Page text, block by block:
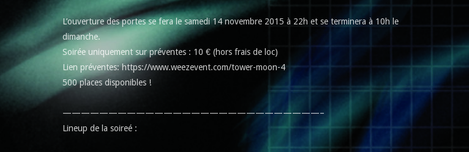
L’ouverture des portes se fera le samedi 14 novembre 2015 à 22h et se terminera à 10h le
dimanche.
Soirée uniquement sur préventes : 10 € (hors frais de loc)
Lien préventes: https://www.weezevent.com/tower-moon-4
500 places disponibles !
————————————————————————————–
Lineup de la soireé :